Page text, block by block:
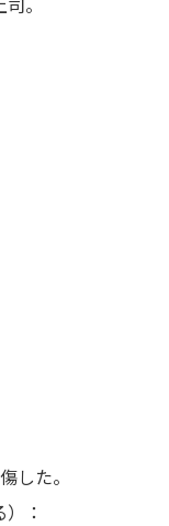
した。
：